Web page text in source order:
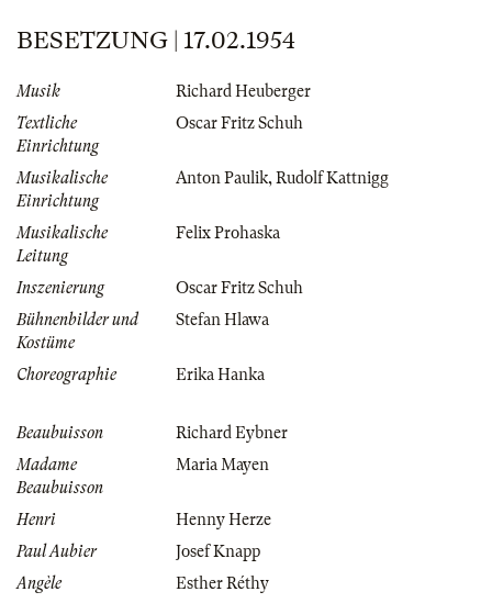
BESETZUNG | 17.02.1954
Musik
Richard Heuberger
Textliche
Einrichtung
Oscar Fritz Schuh
Musikalische
Einrichtung
Anton Paulik,Rudolf Kattnigg
Musikalische
Leitung
Felix Prohaska
Inszenierung
Oscar Fritz Schuh
Bühnenbilder und
Kostüme
Stefan Hlawa
Choreographie Erika Hanka
Beaubuisson
Richard Eybner
Madame
Beaubuisson
Maria Mayen
Henri
Henny Herze
Paul Aubier
Josef Knapp
Angèle
Esther Réthy